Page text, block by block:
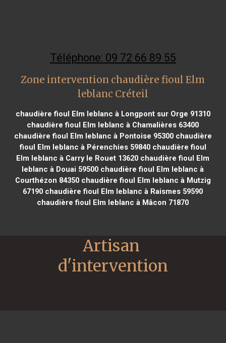
Téléphone: 09 72 66 89 55
Zone intervention chaudière fioul Elm
leblanc Créteil
chaudière fioul Elm leblanc à Longpont sur Orge 91310
chaudière fioul Elm leblanc à Chamalières 63400
chaudière fioul Elm leblanc à Pontoise 95300chaudière
fioul Elm leblanc à Pérenchies 59840chaudière fioul
Elm leblanc à Carry le Rouet 13620 chaudière fioul Elm
leblanc à Douai 59500 chaudière fioul Elm leblanc à
Courthézon 84350chaudière fioul Elm leblanc à Mutzig
67190 chaudière fioul Elm leblanc à Raismes 59590
chaudière fioul Elm leblanc à Mâcon 71870
Artisan
d'intervention